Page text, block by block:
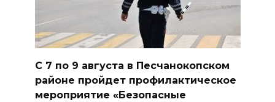
Емельяновых на Большой
Садовой, 94, обследуют
специалисты
07 августа 2026 17:03
Бетон и влага: эксперт ЮФУ
С 7 по 9 августа в Песчанокопском
районе пройдет профилактическое
мероприятие «Безопасные